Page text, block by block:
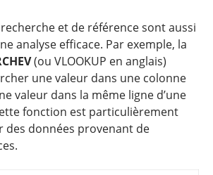
et de référence sont aussi
analyse efficace. Par exemple, la
(ou VLOOKUP en anglais)
une valeur dans une colonne
valeur dans la même ligne d’une
fonction est particulièrement
des données provenant de